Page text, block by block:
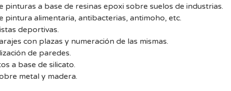
pinturas a base de resinas epoxi sobre suelos de industrias.
pintura alimentaria, antibacterias, antimoho, etc.
deportivas.
con plazas y numeración de las mismas.
de paredes.
a base de silicato.
metal y madera.